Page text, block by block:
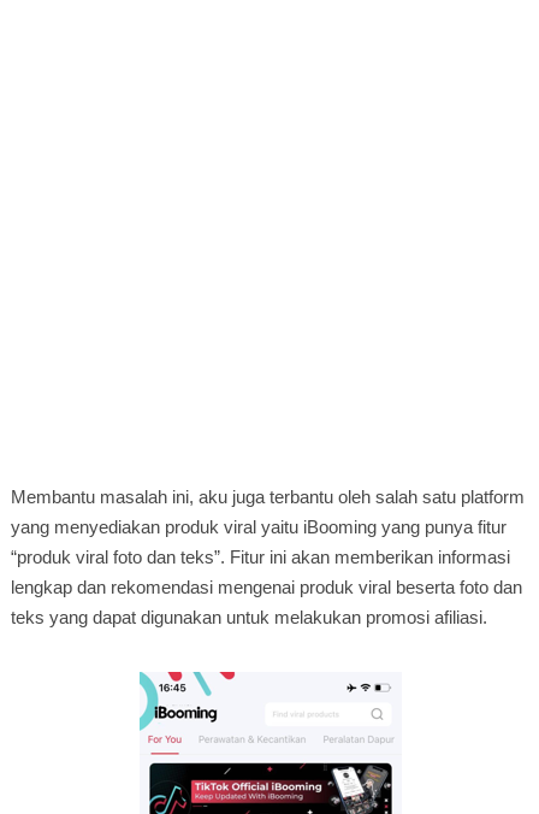
Membantu masalah ini, aku juga terbantu oleh salah satu platform
yang menyediakan produk viral yaitu iBooming yang punya fitur
“produk viral foto dan teks”. Fitur ini akan memberikan informasi
lengkap dan rekomendasi mengenai produk viral beserta foto dan
teks yang dapat digunakan untuk melakukan promosi afiliasi.